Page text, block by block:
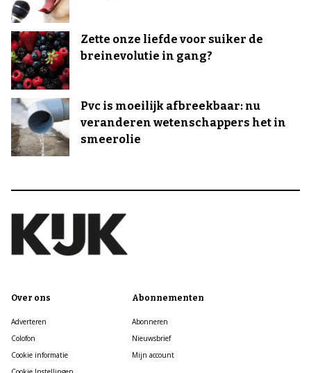
Zette onze liefde voor suiker de
breinevolutie in gang?
Pvc is moeilijk afbreekbaar: nu
veranderen wetenschappers het in
smeerolie
Over ons
Adverteren
Colofon
Cookie informatie
Abonnementen
Abonneren
Nieuwsbrief
Mijn account